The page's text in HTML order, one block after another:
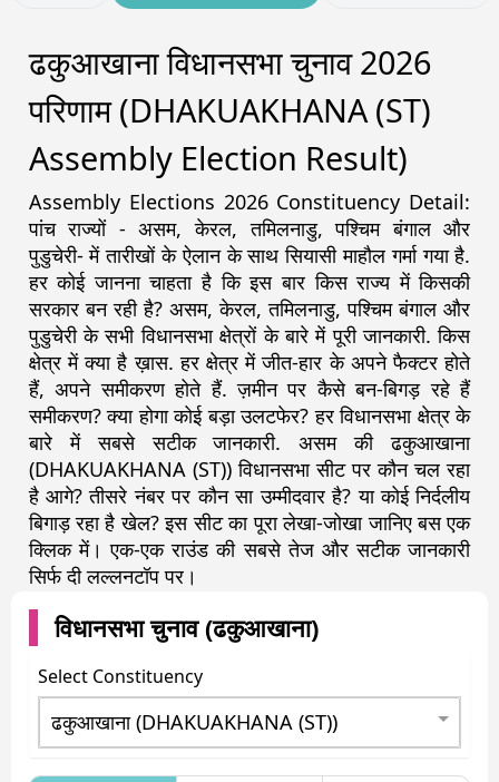
ढकुआखाना विधानसभा चुनाव 2026
परिणाम (DHAKUAKHANA (ST)
Assembly Election Result)
Assembly Elections 2026 Constituency Detail:
पांच राज्यों - असम, केरल, तमिलनाडु, पश्चिम बंगाल और
पुडुचेरी- में तारीखों के ऐलान के साथ सियासी माहौल गर्मा गया है.
हर कोई जानना चाहता है कि इस बार किस राज्य में किसकी
सरकार बन रही है? असम, केरल, तमिलनाडु, पश्चिम बंगाल और
पुडुचेरी के सभी विधानसभा क्षेत्रों के बारे में पूरी जानकारी. किस
क्षेत्र में क्या है ख़ास. हर क्षेत्र में जीत-हार के अपने फैक्टर होते
हैं, अपने समीकरण होते हैं. ज़मीन पर कैसे बन-बिगड़ रहे हैं
समीकरण? क्या होगा कोई बड़ा उलटफेर? हर विधानसभा क्षेत्र के
बारे में सबसे सटीक जानकारी. असम की ढकुआखाना
(DHAKUAKHANA (ST)) विधानसभा सीट पर कौन चल रहा
है आगे? तीसरे नंबर पर कौन सा उम्मीदवार है? या कोई निर्दलीय
बिगाड़ रहा है खेल? इस सीट का पूरा लेखा-जोखा जानिए बस एक
क्लिक में। एक-एक राउंड की सबसे तेज और सटीक जानकारी
सिर्फ दी लल्लनटॉप पर।
विधानसभा चुनाव (ढकुआखाना)
Select Constituency